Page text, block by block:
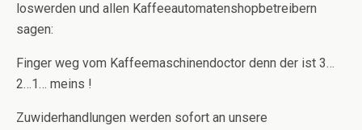
loswerden und allen Kaffeeautomatenshopbetreibern
sagen:
Finger weg vom Kaffeemaschinendoctor denn der ist 3…
2…1… meins !
Zuwiderhandlungen werden sofort an unsere